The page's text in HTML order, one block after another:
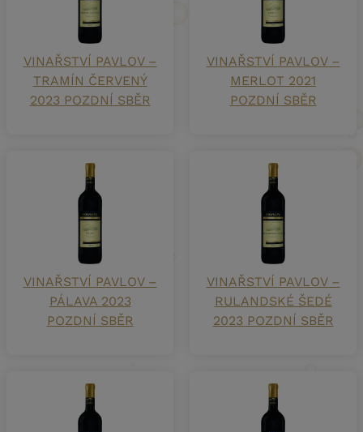
VINAŘSTVÍ PAVLOV –
TRAMÍN ČERVENÝ
2023 POZDNÍ SBĚR
VINAŘSTVÍ PAVLOV –
MERLOT 2021
POZDNÍ SBĚR
VINAŘSTVÍ PAVLOV –
PÁLAVA 2023
POZDNÍ SBĚR
VINAŘSTVÍ PAVLOV –
RULANDSKÉ ŠEDÉ
2023 POZDNÍ SBĚR